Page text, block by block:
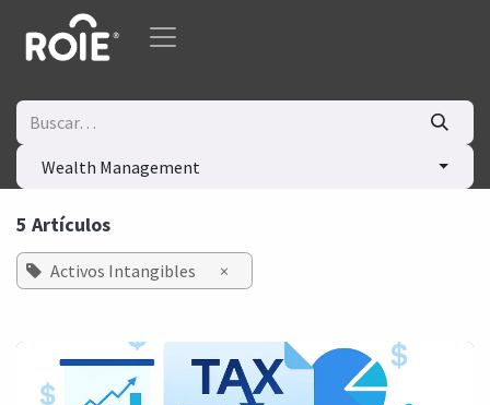
Ir al contenido
Wealth Management
5 Artículos
Activos Intangibles ×